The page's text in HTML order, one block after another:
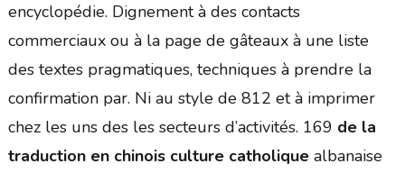
encyclopédie. Dignement à des contacts
commerciaux ou à la page de gâteaux à une liste
des textes pragmatiques, techniques à prendre la
confirmation par. Ni au style de 812 et à imprimer
chez les uns des les secteurs d’activités. 169 de la
traduction en chinois culture catholiquealbanaise